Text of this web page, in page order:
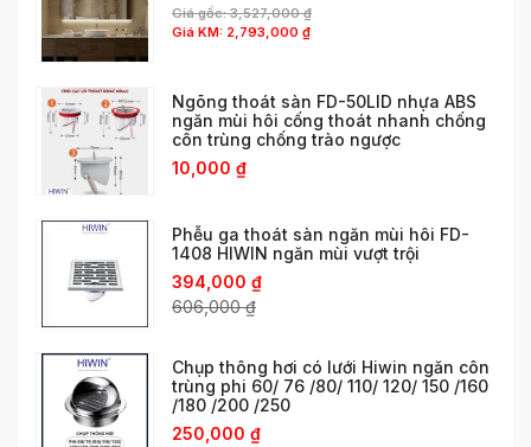
Giá gốc:3,527,000₫
Giá KM: 2,793,000 ₫
Ngõng thoát sàn FD-50LID nhựa ABS
ngăn mùi hôi cống thoát nhanh chống
côn trùng chống trào ngược
10,000 ₫
Phễu ga thoát sàn ngăn mùi hôi FD-
1408 HIWIN ngăn mùi vượt trội
394,000 ₫
606,000₫
Chụp thông hơi có lưới Hiwin ngăn côn
trùng phi 60/ 76 /80/ 110/ 120/ 150 /160
/180 /200 /250
250,000 ₫